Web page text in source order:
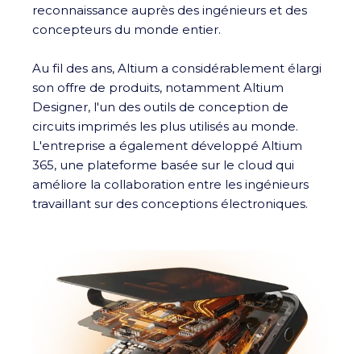
reconnaissance auprès des ingénieurs et des
concepteurs du monde entier.
Au fil des ans, Altium a considérablement élargi
son offre de produits, notamment Altium
Designer, l'un des outils de conception de
circuits imprimés les plus utilisés au monde.
L'entreprise a également développé Altium
365, une plateforme basée sur le cloud qui
améliore la collaboration entre les ingénieurs
travaillant sur des conceptions électroniques.